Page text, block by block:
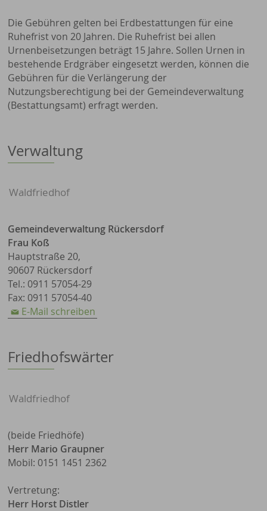
Die Gebühren gelten bei Erdbestattungen für eine
Ruhefrist von 20 Jahren. Die Ruhefrist bei allen
Urnenbeisetzungen beträgt 15 Jahre. Sollen Urnen in
bestehende Erdgräber eingesetzt werden, können die
Gebühren für die Verlängerung der
Nutzungsberechtigung bei der Gemeindeverwaltung
(Bestattungsamt) erfragt werden.
Verwaltung
Waldfriedhof
Gemeindeverwaltung Rückersdorf
Frau Koß
Hauptstraße 20,
90607 Rückersdorf
Tel.: 0911 57054-29
Fax: 0911 57054-40
E-Mail schreiben
Friedhofswärter
Waldfriedhof
(beide Friedhöfe)
Herr Mario Graupner
Mobil: 0151 1451 2362
Vertretung:
Herr Horst Distler